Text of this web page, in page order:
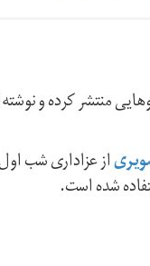
منتشر کرده و
از عزاداری شب
شده است.